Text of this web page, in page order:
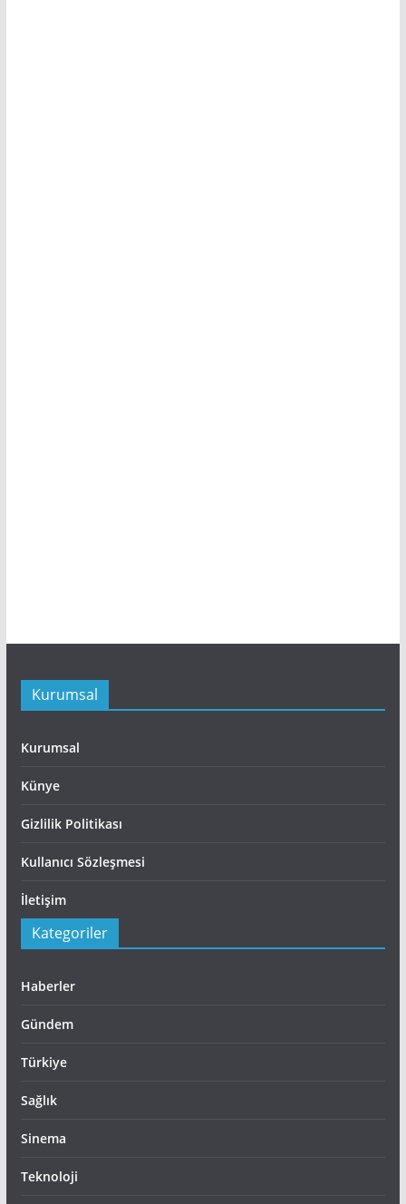
Kurumsal
Kurumsal
Künye
Gizlilik Politikası
Kullanıcı Sözleşmesi
İletişim
Kategoriler
Haberler
Gündem
Türkiye
Sağlık
Sinema
Teknoloji